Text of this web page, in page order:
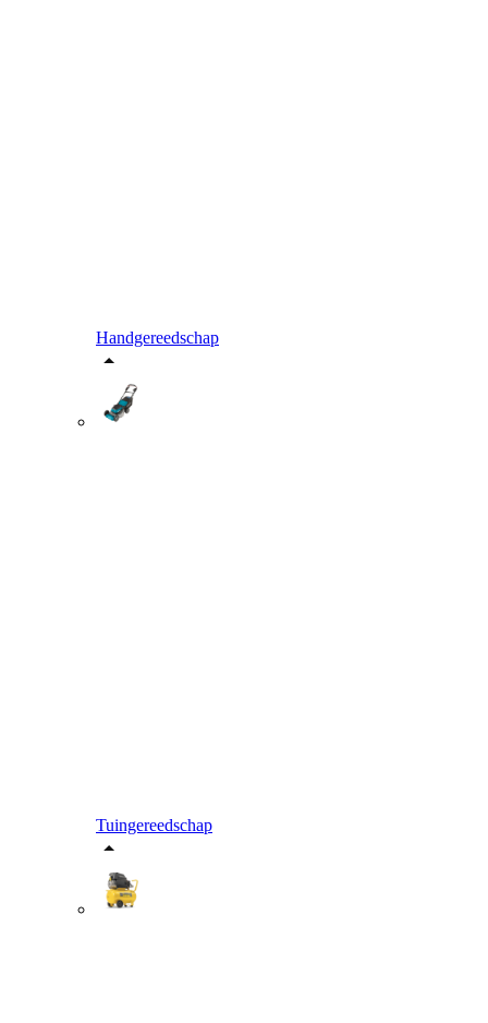
Handgereedschap
Tuingereedschap